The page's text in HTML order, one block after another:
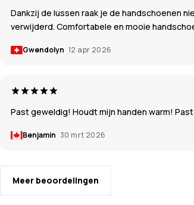
Dankzij de lussen raak je de handschoenen
verwijderd. Comfortabele en mooie
Gwendolyn 12 apr 2026
Past geweldig! Houdt mijn handen warm!
Benjamin 30 mrt 2026
Meer beoordelingen